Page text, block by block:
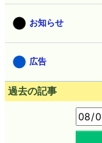
お知らせ
広告
過去の記事